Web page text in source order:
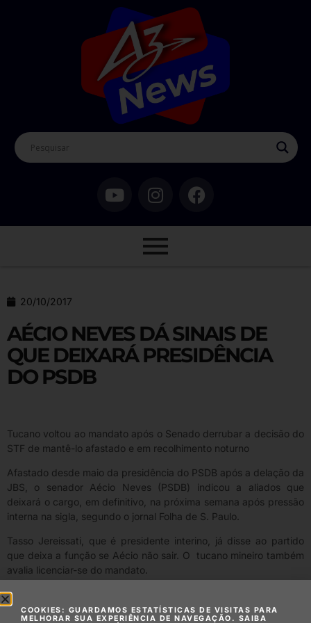
20/10/2017
AÉCIO NEVES DÁ SINAIS DE
QUE DEIXARÁ PRESIDÊNCIA
DO PSDB
Tucano voltou ao mandato após o Senado derrubar a decisão do
STF de mantê-lo afastado e em recolhimento noturno
Afastado desde maio da presidência do PSDB após a delação da
JBS, o senador Aécio Neves (PSDB) indicou a aliados que
deixará o cargo, em definitivo, na próxima semana após pressão
interna na sigla, segundo o jornal Folha de S. Paulo.
Tasso Jereissati, que é presidente interino, já disse ao partido
que deixa a função se Aécio não sair. O tucano mineiro também
avalia licenciar-se do mandato.
Na última terça-feira (17), Aécio foi reconduzido ao mandato
após o Senado derrubar a decisão do Supremo Tribunal Federal
COOKIES: GUARDAMOS ESTATÍSTICAS DE VISITAS PARA
MELHORAR SUA EXPERIÊNCIA DE NAVEGAÇÃO. SAIBA